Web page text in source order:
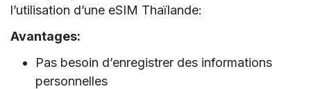
l’utilisation d’une eSIM Thaïlande:
Avantages:
Pas besoin d’enregistrer des informations
personnelles